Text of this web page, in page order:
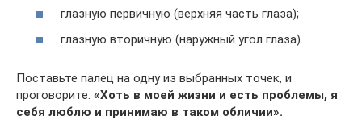
глазную первичную (верхняя часть глаза);
глазную вторичную (наружный угол глаза).
Поставьте палец на одну из выбранных точек, и
проговорите: «Хоть в моей жизни и есть проблемы, я
себя люблю и принимаю в таком обличии».